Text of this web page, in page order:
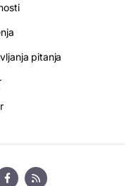
pitanja